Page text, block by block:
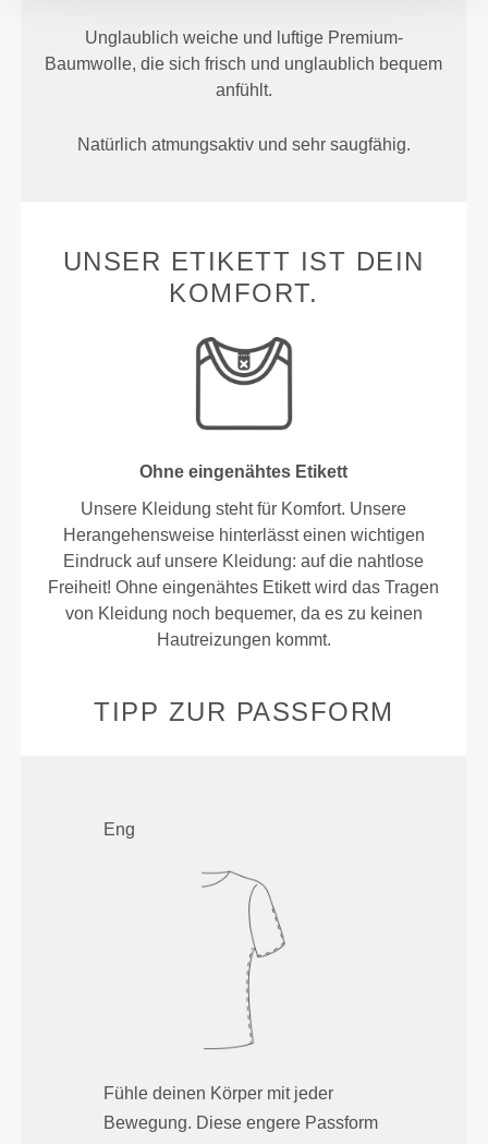
Unglaublich weiche und luftige Premium-
Baumwolle, die sich frisch und unglaublich bequem
anfühlt.
Natürlich atmungsaktiv und sehr saugfähig.
UNSER ETIKETT IST DEIN
KOMFORT.
Ohne eingenähtes Etikett
Unsere Kleidung steht für Komfort. Unsere
Herangehensweise hinterlässt einen wichtigen
Eindruck auf unsere Kleidung: auf die nahtlose
Freiheit! Ohne eingenähtes Etikett wird das Tragen
von Kleidung noch bequemer, da es zu keinen
Hautreizungen kommt.
TIPP ZUR PASSFORM
Eng
Fühle deinen Körper mit jeder
Bewegung. Diese engere Passform